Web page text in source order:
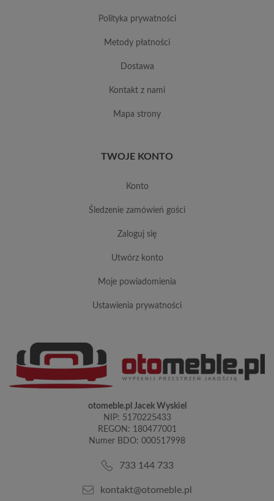
polityka prywatności
metody płatności
dostawa
kontakt z nami
mapa strony
TWOJE KONTO
konto
śledzenie zamówień gości
zaloguj się
utwórz konto
moje powiadomienia
ustawienia prywatności
otomeble.pl Jacek Wyskiel
NIP: 5170225433
REGON: 180477001
Numer BDO: 000517998
733 144 733
kontakt@otomeble.pl